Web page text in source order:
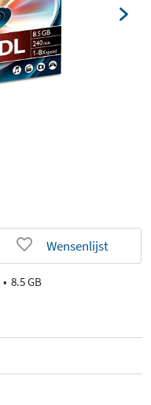
Wensenlijst
8.5 GB